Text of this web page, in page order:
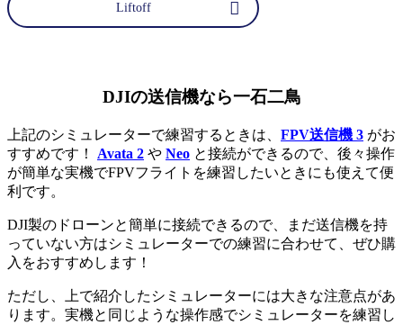
Liftoff
DJIの送信機なら一石二鳥
上記のシミュレーターで練習するときは、 FPV送信機 3 がお
すすめです！ Avata 2 や Neo と接続ができるので、後々操作
が簡単な実機でFPVフライトを練習したいときにも使えて便
利です。
DJI製のドローンと簡単に接続できるので、まだ送信機を持
っていない方はシミュレーターでの練習に合わせて、ぜひ購
入をおすすめします！
ただし、上で紹介したシミュレーターには大きな注意点があ
ります。実機と同じような操作感でシミュレーターを練習し